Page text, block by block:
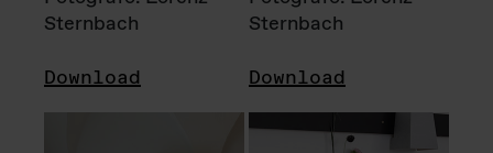
Sternbach
Download
Sternbach
Download